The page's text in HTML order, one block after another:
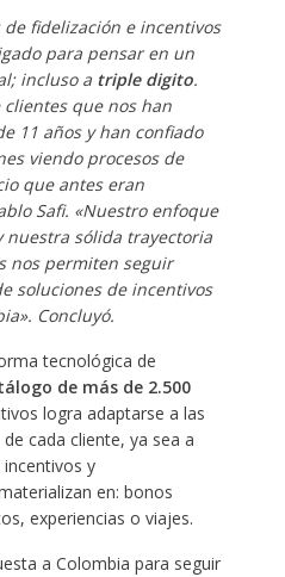
de fidelización e incentivos
para pensar en un
incluso atriple digito.
que nos han
11 años y han confiado
viendo procesos de
que antes eran
Safi. «Nuestro enfoque
nuestra sólida trayectoria
nos permiten seguir
soluciones de incentivos
Concluyó.
tecnológica de
de más de 2.500
logra adaptarse a las
cada cliente, ya sea a
y
en: bonos
experiencias o viajes.
a Colombia para seguir